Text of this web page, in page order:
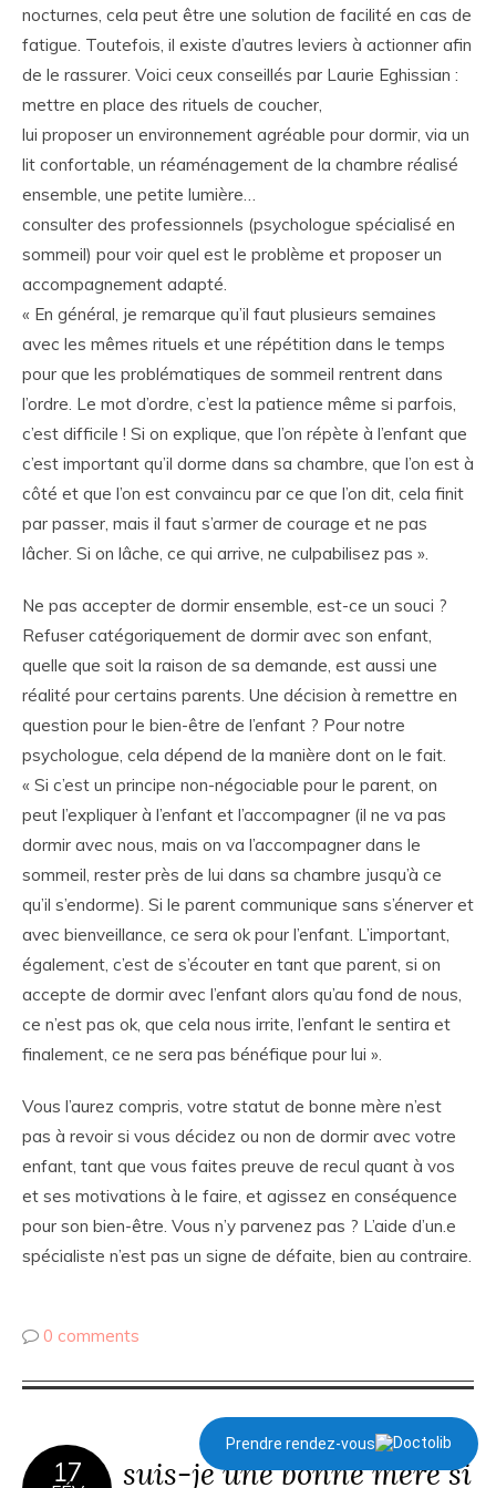
nocturnes, cela peut être une solution de facilité en cas de
fatigue. Toutefois, il existe d’autres leviers à actionner afin
de le rassurer. Voici ceux conseillés par Laurie Eghissian :
mettre en place des rituels de coucher,
lui proposer un environnement agréable pour dormir, via un
lit confortable, un réaménagement de la chambre réalisé
ensemble, une petite lumière…
consulter des professionnels (psychologue spécialisé en
sommeil) pour voir quel est le problème et proposer un
accompagnement adapté.
« En général, je remarque qu’il faut plusieurs semaines
avec les mêmes rituels et une répétition dans le temps
pour que les problématiques de sommeil rentrent dans
l’ordre. Le mot d’ordre, c’est la patience même si parfois,
c’est difficile ! Si on explique, que l’on répète à l’enfant que
c’est important qu’il dorme dans sa chambre, que l’on est à
côté et que l’on est convaincu par ce que l’on dit, cela finit
par passer, mais il faut s’armer de courage et ne pas
lâcher. Si on lâche, ce qui arrive, ne culpabilisez pas ».
Ne pas accepter de dormir ensemble, est-ce un souci ?
Refuser catégoriquement de dormir avec son enfant,
quelle que soit la raison de sa demande, est aussi une
réalité pour certains parents. Une décision à remettre en
question pour le bien-être de l’enfant ? Pour notre
psychologue, cela dépend de la manière dont on le fait.
« Si c’est un principe non-négociable pour le parent, on
peut l’expliquer à l’enfant et l’accompagner (il ne va pas
dormir avec nous, mais on va l’accompagner dans le
sommeil, rester près de lui dans sa chambre jusqu’à ce
qu’il s’endorme). Si le parent communique sans s’énerver et
avec bienveillance, ce sera ok pour l’enfant. L’important,
également, c’est de s’écouter en tant que parent, si on
accepte de dormir avec l’enfant alors qu’au fond de nous,
ce n’est pas ok, que cela nous irrite, l’enfant le sentira et
finalement, ce ne sera pas bénéfique pour lui ».
Vous l’aurez compris, votre statut de bonne mère n’est
pas à revoir si vous décidez ou non de dormir avec votre
enfant, tant que vous faites preuve de recul quant à vos
et ses motivations à le faire, et agissez en conséquence
pour son bien-être. Vous n’y parvenez pas ? L’aide d’un.e
spécialiste n’est pas un signe de défaite, bien au contraire.
0 comments
17 suis-je une bonne mère si
Prendre rendez-vous